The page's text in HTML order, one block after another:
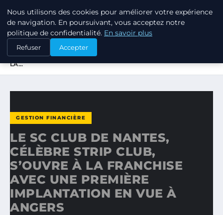
TUEZ-LES TOUS
ACCUEIL
GESTION FINANCIÈRE
LE SC CLUB DE NANTES, CÉLÈBRE STRIP CLUB, S’OUVRE À
LA…
GESTION FINANCIÈRE
LE SC CLUB DE NANTES,
CÉLÈBRE STRIP CLUB,
S’OUVRE À LA FRANCHISE
AVEC UNE PREMIÈRE
IMPLANTATION EN VUE À
ANGERS
Nous utilisons des cookies pour améliorer votre expérience
de navigation. En poursuivant, vous acceptez notre
politique de confidentialité. En savoir plus
Refuser Accepter